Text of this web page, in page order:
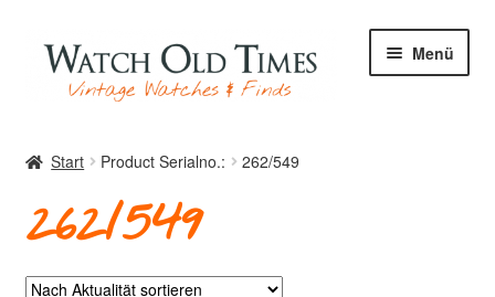
Zur
Navigation
springen
Zum
Inhalt
springen
Menü
Uhren
Start Product Serialno.: 262/549
262/549